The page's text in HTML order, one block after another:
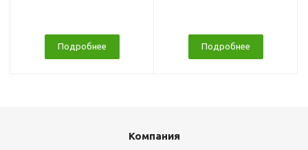
Подробнее Подробнее
Компания